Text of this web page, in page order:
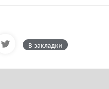
В закладки